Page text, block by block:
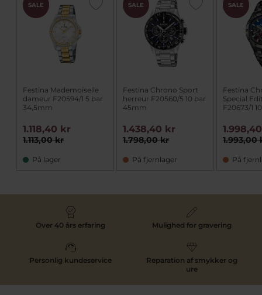
PRIS
SALE
Festina Mademoiselle
dameur F20594/1 5 bar
34,5mm
1.113,00 kr
1.118,40 kr
På lager
SALE
Festina Chrono Sport
herreur F20560/5 10 bar
45mm
1.798,00 kr
1.438,40 kr
På fjernlager
PRIS
SALE
Festina
Special
F20673/1
1.993,00
På
Over 40 års erfaring Mulighed for gravering
Personlig kundeservice
Reparation af smykker og
ure